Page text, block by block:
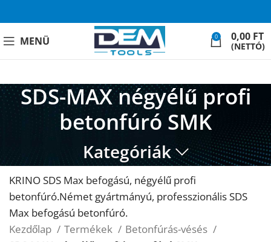
MENÜ 0 0,00 FT
(NETTÓ)
SDS-MAX négyélű profi
betonfúró SMK
Kategóriák
KRINO SDS Max befogású, négyélű profi
betonfúró.Német gyártmányú, professzionális SDS
Max befogású betonfúró.
Kezdőlap
Termékek
Betonfúrás-vésés